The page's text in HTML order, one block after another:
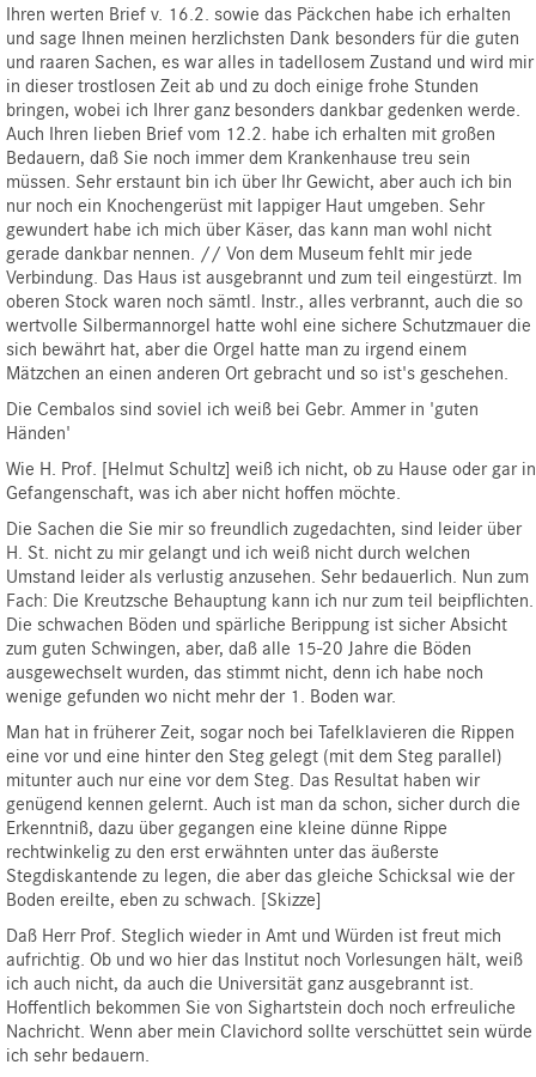
Ihren werten Brief v. 16.2. sowie das Päckchen habe ich erhalten
und sage Ihnen meinen herzlichsten Dank besonders für die guten
und raaren Sachen, es war alles in tadellosem Zustand und wird mir
in dieser trostlosen Zeit ab und zu doch einige frohe Stunden
bringen, wobei ich Ihrer ganz besonders dankbar gedenken werde.
Auch Ihren lieben Brief vom 12.2. habe ich erhalten mit großen
Bedauern, daß Sie noch immer dem Krankenhause treu sein
müssen. Sehr erstaunt bin ich über Ihr Gewicht, aber auch ich bin
nur noch ein Knochengerüst mit lappiger Haut umgeben. Sehr
gewundert habe ich mich über Käser, das kann man wohl nicht
gerade dankbar nennen. // Von dem Museum fehlt mir jede
Verbindung. Das Haus ist ausgebrannt und zum teil eingestürzt. Im
oberen Stock waren noch sämtl. Instr., alles verbrannt, auch die so
wertvolle Silbermannorgel hatte wohl eine sichere Schutzmauer die
sich bewährt hat, aber die Orgel hatte man zu irgend einem
Mätzchen an einen anderen Ort gebracht und so ist's geschehen.
Die Cembalos sind soviel ich weiß bei Gebr. Ammer in 'guten
Händen'
Wie H. Prof. [Helmut Schultz] weiß ich nicht, ob zu Hause oder gar in
Gefangenschaft, was ich aber nicht hoffen möchte.
Die Sachen die Sie mir so freundlich zugedachten, sind leider über
H. St. nicht zu mir gelangt und ich weiß nicht durch welchen
Umstand leider als verlustig anzusehen. Sehr bedauerlich. Nun zum
Fach: Die Kreutzsche Behauptung kann ich nur zum teil beipflichten.
Die schwachen Böden und spärliche Berippung ist sicher Absicht
zum guten Schwingen, aber, daß alle 15-20 Jahre die Böden
ausgewechselt wurden, das stimmt nicht, denn ich habe noch
wenige gefunden wo nicht mehr der 1. Boden war.
Man hat in früherer Zeit, sogar noch bei Tafelklavieren die Rippen
eine vor und eine hinter den Steg gelegt (mit dem Steg parallel)
mitunter auch nur eine vor dem Steg. Das Resultat haben wir
genügend kennen gelernt. Auch ist man da schon, sicher durch die
Erkenntniß, dazu über gegangen eine kleine dünne Rippe
rechtwinkelig zu den erst erwähnten unter das äußerste
Stegdiskantende zu legen, die aber das gleiche Schicksal wie der
Boden ereilte, eben zu schwach. [Skizze]
Daß Herr Prof. Steglich wieder in Amt und Würden ist freut mich
aufrichtig. Ob und wo hier das Institut noch Vorlesungen hält, weiß
ich auch nicht, da auch die Universität ganz ausgebrannt ist.
Hoffentlich bekommen Sie von Sighartstein doch noch erfreuliche
Nachricht. Wenn aber mein Clavichord sollte verschüttet sein würde
ich sehr bedauern.